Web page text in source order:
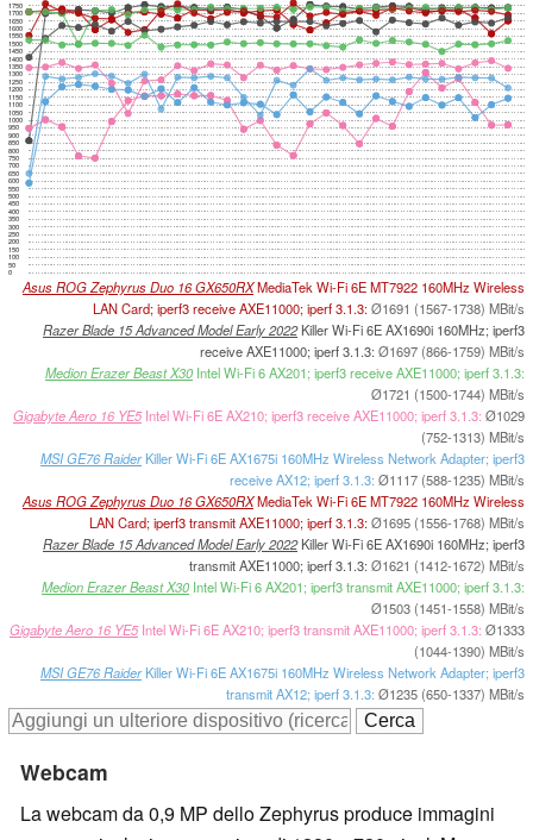
0
50
100
150
200
250
300
350
400
450
500
550
600
650
700
750
800
850
900
950
1000
1050
1100
1150
1200
1250
1300
1350
1400
1450
1500
1550
1600
1650
1700
1750
Asus ROG Zephyrus Duo 16 GX650RXMediaTek Wi-Fi 6E MT7922 160MHz Wireless
LAN Card; iperf3 receive AXE11000; iperf 3.1.3:Ø1691 (1567-1738) MBit/s
Razer Blade 15 Advanced Model Early 2022Killer Wi-Fi 6E AX1690i 160MHz; iperf3
receive AXE11000; iperf 3.1.3: Ø1697 (866-1759) MBit/s
Medion Erazer Beast X30 Intel Wi-Fi 6 AX201; iperf3 receive AXE11000; iperf 3.1.3:
Ø1721 (1500-1744) MBit/s
Gigabyte Aero 16 YE5Intel Wi-Fi 6E AX210; iperf3 receive AXE11000; iperf 3.1.3: Ø1029
(752-1313) MBit/s
MSI GE76 RaiderKiller Wi-Fi 6E AX1675i 160MHz Wireless Network Adapter; iperf3
receive AX12; iperf 3.1.3: Ø1117 (588-1235) MBit/s
Asus ROG Zephyrus Duo 16 GX650RXMediaTek Wi-Fi 6E MT7922 160MHz Wireless
LAN Card; iperf3 transmit AXE11000; iperf 3.1.3:Ø1695 (1556-1768) MBit/s
Razer Blade 15 Advanced Model Early 2022Killer Wi-Fi 6E AX1690i 160MHz; iperf3
transmit AXE11000; iperf 3.1.3: Ø1621 (1412-1672) MBit/s
Medion Erazer Beast X30 Intel Wi-Fi 6 AX201; iperf3 transmit AXE11000; iperf 3.1.3:
Ø1503 (1451-1558) MBit/s
Gigabyte Aero 16 YE5Intel Wi-Fi 6E AX210; iperf3 transmit AXE11000; iperf 3.1.3: Ø1333
(1044-1390) MBit/s
MSI GE76 RaiderKiller Wi-Fi 6E AX1675i 160MHz Wireless Network Adapter; iperf3
transmit AX12; iperf 3.1.3: Ø1235 (650-1337) MBit/s
Webcam
La webcam da 0,9 MP dello Zephyrus produce immagini